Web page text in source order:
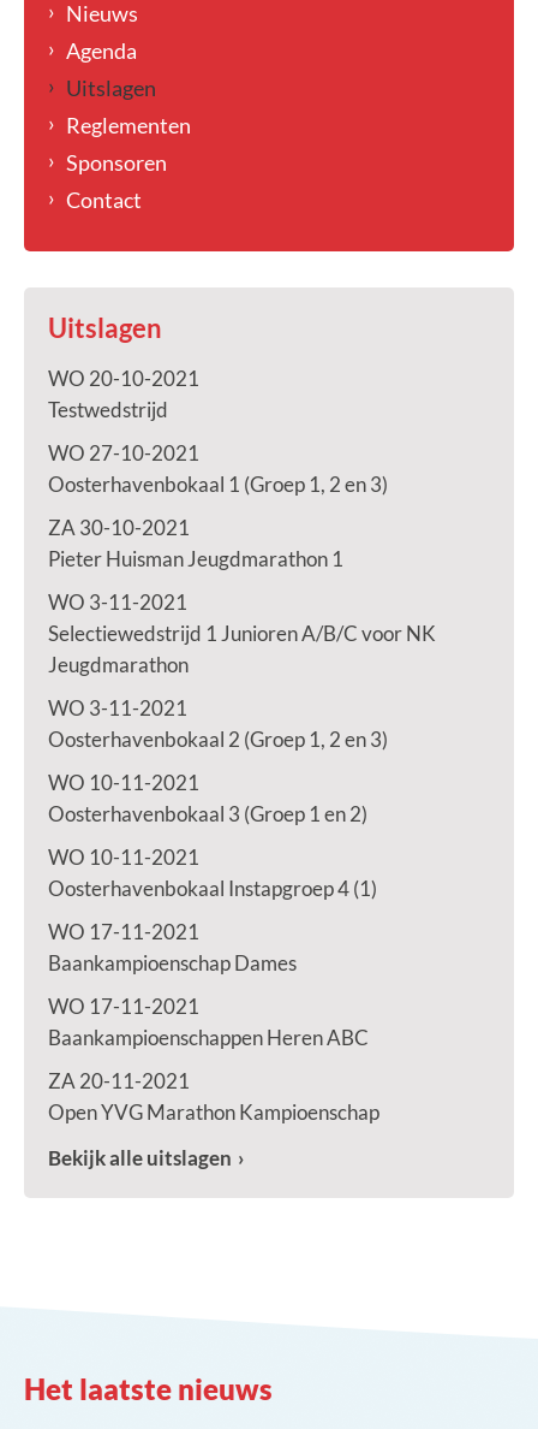
Nieuws
Agenda
Uitslagen
Reglementen
Sponsoren
Contact
Uitslagen
WO 20-10-2021
Testwedstrijd
WO 27-10-2021
Oosterhavenbokaal 1 (Groep 1, 2 en 3)
ZA 30-10-2021
Pieter Huisman Jeugdmarathon 1
WO 3-11-2021
Selectiewedstrijd 1 Junioren A/B/C voor NK
Jeugdmarathon
WO 3-11-2021
Oosterhavenbokaal 2 (Groep 1, 2 en 3)
WO 10-11-2021
Oosterhavenbokaal 3 (Groep 1 en 2)
WO 10-11-2021
Oosterhavenbokaal Instapgroep 4 (1)
WO 17-11-2021
Baankampioenschap Dames
WO 17-11-2021
Baankampioenschappen Heren ABC
ZA 20-11-2021
Open YVG Marathon Kampioenschap
Bekijk alle uitslagen
Het laatste nieuws